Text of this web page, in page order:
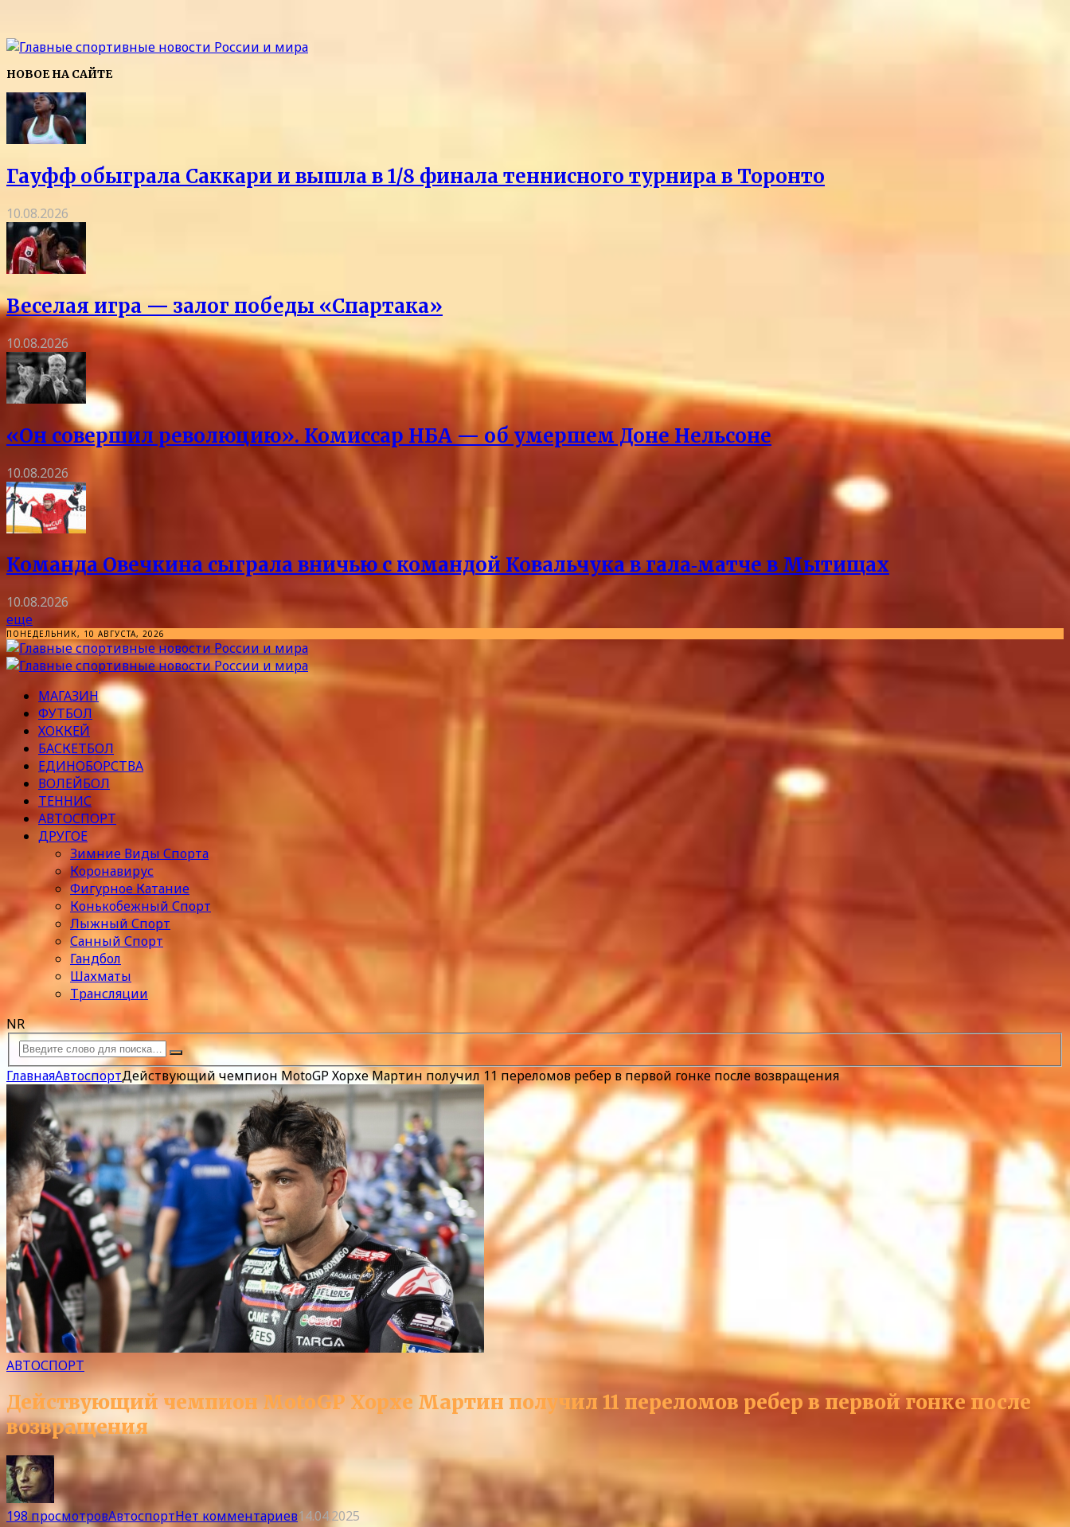
НОВОЕ НА САЙТЕ
Гауфф обыграла Саккари и вышла в 1/8 финала теннисного турнира в Торонто
10.08.2026
Веселая игра — залог победы «Спартака»
10.08.2026
«Он совершил революцию». Комиссар НБА — об умершем Доне Нельсоне
10.08.2026
Команда Овечкина сыграла вничью с командой Ковальчука в гала‑матче в Мытищах
10.08.2026
еще
ПОНЕДЕЛЬНИК, 10 АВГУСТА, 2026
МАГАЗИН
ФУТБОЛ
ХОККЕЙ
БАСКЕТБОЛ
ЕДИНОБОРСТВА
ВОЛЕЙБОЛ
ТЕННИС
АВТОСПОРТ
ДРУГОЕ
Зимние Виды Спорта
Коронавирус
Фигурное Катание
Конькобежный Спорт
Лыжный Спорт
Санный Спорт
Гандбол
Шахматы
Трансляции
NR
ГлавнаяАвтоспортДействующий чемпион MotoGP Хорхе Мартин получил 11 переломов ребер в первой гонке после возвращения
АВТОСПОРТ
Действующий чемпион MotoGP Хорхе Мартин получил 11 переломов ребер в первой гонке после
возвращения
198 просмотровАвтоспортНет комментариев14.04.2025